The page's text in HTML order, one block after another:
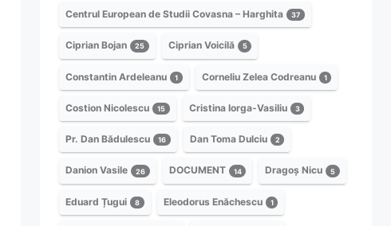
Centrul European de Studii Covasna – Harghita 37
Ciprian Bojan 25 Ciprian Voicilă 5
Constantin Ardeleanu 1 Corneliu Zelea Codreanu 1
Costion Nicolescu 15 Cristina Iorga-Vasiliu 3
Pr. Dan Bădulescu 16 Dan Toma Dulciu 2
Danion Vasile 26 DOCUMENT 14 Dragoș Nicu 5
Eduard Țugui 8 Eleodorus Enăchescu 1